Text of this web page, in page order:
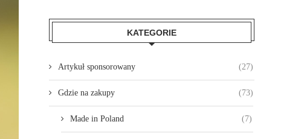
KATEGORIE
Artykuł sponsorowany (27)
Gdzie na zakupy (73)
Made in Poland (7)